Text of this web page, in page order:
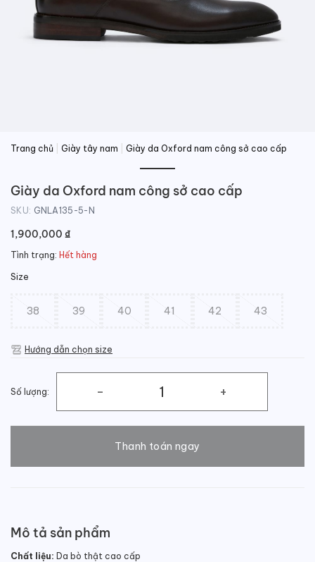
Trang chủ Giày tây nam Giày da Oxford nam công sở cao cấp
Giày da Oxford nam công sở cao cấp
SKU: GNLA135-5-N
1,900,000 ₫
Tình trạng: Hết hàng
Size
38 39 40 41 42 43
Hướng dẫn chọn size
Số lượng:
Giày da Oxford nam công sở cao cấp số lượng
Thanh toán ngay
Mô tả sản phẩm
Chất liệu: Da bò thật cao cấp